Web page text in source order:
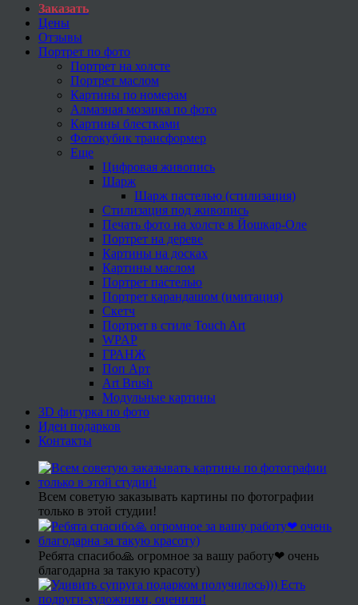
Заказать
Цены
Отзывы
Портрет по фото
Портрет на холсте
Портрет маслом
Картины по номерам
Алмазная мозаика по фото
Картины блестками
Фотокубик трансформер
Еще
Цифровая живопись
Шарж
Шарж пастелью (стилизация)
Стилизация под живопись
Печать фото на холсте в Йошкар-Оле
Портрет на дереве
Картины на досках
Картины маслом
Портрет пастелью
Портрет карандашом (имитация)
Скетч
Портрет в стиле Touch Art
WPAP
ГРАНЖ
Поп Арт
Art Brush
Модульные картины
3D фигурка по фото
Идеи подарков
Контакты
Всем советую заказывать картины по фотографии
только в этой студии!
Ребята спасибо🙏 огромное за вашу работу❤ очень
благодарна за такую красоту)